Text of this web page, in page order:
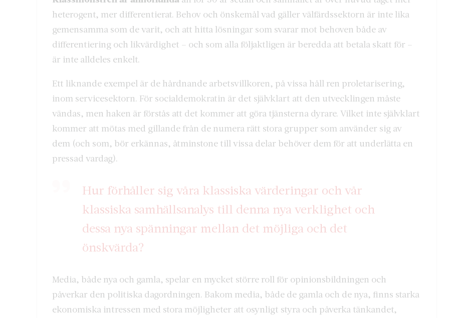
heterogent, mer differentierat. Behov och önskemål vad gäller välfärdssektorn är inte lika
gemensamma som de varit, och att hitta lösningar som svarar mot behoven både av
differentiering och likvärdighet – och som alla följaktligen är beredda att betala skatt för –
är inte alldeles enkelt.
Ett liknande exempel är de hårdnande arbetsvillkoren, på vissa håll ren proletarisering,
inom servicesektorn. För socialdemokratin är det självklart att den utvecklingen måste
vändas, men haken är förstås att det kommer att göra tjänsterna dyrare. Vilket inte självklart
kommer att mötas med gillande från de numera rätt stora grupper som använder sig av
dem (och som, bör erkännas, åtminstone till vissa delar behöver dem för att underlätta en
pressad vardag).
Hur förhåller sig våra klassiska värderingar och vår
klassiska samhällsanalys till denna nya verklighet och
dessa nya spänningar mellan det möjliga och det
önskvärda?
Media, både nya och gamla, spelar en mycket större roll för opinionsbildningen och
påverkar den politiska dagordningen. Bakom media, både de gamla och de nya, finns starka
ekonomiska intressen med stora möjligheter att osynligt styra och påverka tänkandet,